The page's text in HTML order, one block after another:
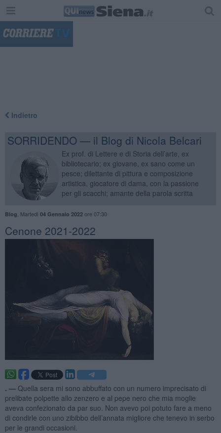
Indietro
SORRIDENDO — il Blog di Nicola Belcari
Ex prof. di Lettere e di Storia dell’arte, ex
bibliotecario; ex giovane, ex sano come un
pesce; dilettante di pittura e composizione
artistica, giocatore di dama, con la passione
per gli scacchi; amante della parola scritta
Blog Martedì 04 Gennaio 2022ore 07:30
Cenone 2021-2022
. — Quella sera mi sono abbuffato con un numero imprecisato di
prelibate polpette allo zenzero e al pepe nero che mia moglie
aveva confezionato da par suo. Non avevo poi potuto fare a meno
di condirle con uno zibibbo dell’annata migliore che tenevo in serbo
per le grandi occasioni.